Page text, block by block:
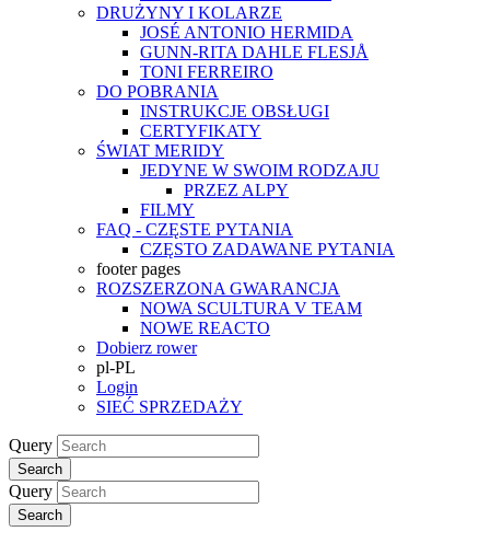
DRUŻYNY I KOLARZE
JOSÉ ANTONIO HERMIDA
GUNN-RITA DAHLE FLESJÅ
TONI FERREIRO
DO POBRANIA
INSTRUKCJE OBSŁUGI
CERTYFIKATY
ŚWIAT MERIDY
JEDYNE W SWOIM RODZAJU
PRZEZ ALPY
FILMY
FAQ - CZĘSTE PYTANIA
CZĘSTO ZADAWANE PYTANIA
footer pages
ROZSZERZONA GWARANCJA
NOWA SCULTURA V TEAM
NOWE REACTO
Dobierz rower
pl-PL
Login
SIEĆ SPRZEDAŻY
Query
Search
Query
Search